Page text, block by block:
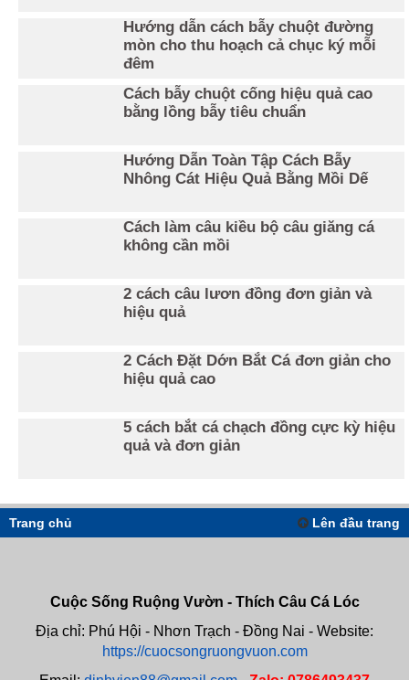
Hướng dẫn cách bẫy chuột đường
mòn cho thu hoạch cả chục ký mỗi
đêm
Cách bẫy chuột cống hiệu quả cao
bằng lồng bẫy tiêu chuẩn
Hướng Dẫn Toàn Tập Cách Bẫy
Nhông Cát Hiệu Quả Bằng Mồi Dế
Cách làm câu kiều bộ câu giăng cá
không cần mồi
2 cách câu lươn đồng đơn giản và
hiệu quả
2 Cách Đặt Dớn Bắt Cá đơn giản cho
hiệu quả cao
5 cách bắt cá chạch đồng cực kỳ hiệu
quả và đơn giản
Trang chủ Lên đầu trang
Cuộc Sống Ruộng Vườn - Thích Câu Cá Lóc
Địa chỉ: Phú Hội - Nhơn Trạch - Đồng Nai - Website:
https://cuocsongruongvuon.com